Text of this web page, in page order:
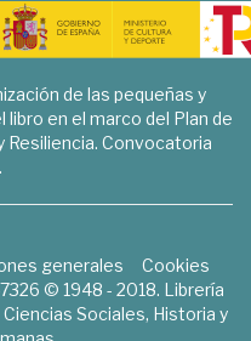
de las pequeñas y
en el marco del Plan de
Resiliencia. Convocatoria
generales
Cookies
© 1948 - 2018. Librería
Sociales, Historia y